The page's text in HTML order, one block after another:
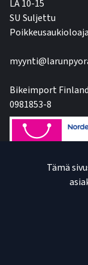
LA 10-15
SU Suljettu
Bikeimport
0981853-8
Tämä